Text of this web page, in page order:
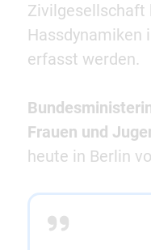
Zivilgesellschaft
Hassdynamiken
erfasst werden.
Frauen und
heute in Berlin